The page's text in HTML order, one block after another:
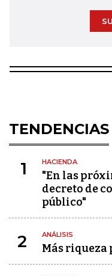
TENDENCIAS
1 HACIENDA
"En las
decreto de
público"
2 ANÁLISIS
Más riqueza